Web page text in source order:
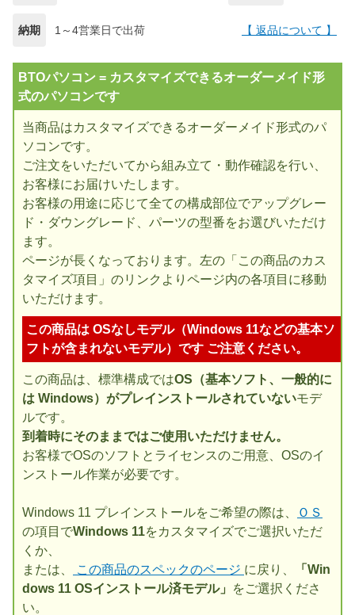
納期 1～4営業日で出荷 【 返品について 】
BTOパソコン = カスタマイズできるオーダーメイド形
式のパソコンです
当商品はカスタマイズできるオーダーメイド形式のパ
ソコンです。
ご注文をいただいてから組み立て・動作確認を行い、
お客様にお届けいたします。
お客様の用途に応じて全ての構成部位でアップグレー
ド・ダウングレード、パーツの型番をお選びいただけ
ます。
ページが長くなっております。左の「この商品のカス
タマイズ項目」のリンクよりページ内の各項目に移動
いただけます。
この商品は OSなしモデル（Windows 11などの基本ソ
フトが含まれないモデル）です ご注意ください。
この商品は、標準構成ではOS（基本ソフト、一般的に
は Windows）がプレインストールされていないモデ
ルです。
到着時にそのままではご使用いただけません。
お客様でOSのソフトとライセンスのご用意、OSのイ
ンストール作業が必要です。
Windows 11 プレインストールをご希望の際は、
ＯＳ
の項目でWindows 11をカスタマイズでご選択いただ
くか、
または、
この商品のスペックのページ に戻り、
「Win
dows 11 OSインストール済モデル」
をご選択くださ
い。